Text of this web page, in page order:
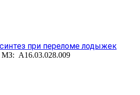
при переломе лодыжек
МЗ: A16.03.028.009